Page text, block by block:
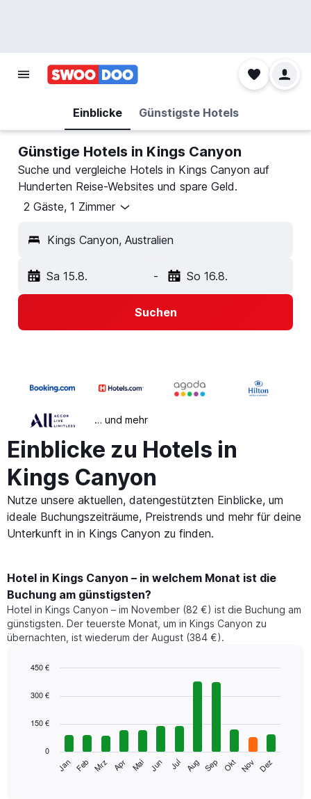
Einblicke Günstigste Hotels
Günstige Hotels in Kings Canyon
Suche und vergleiche Hotels in Kings Canyon auf
Hunderten Reise-Websites und spare Geld.
2 Gäste, 1 Zimmer
Kings Canyon, Australien
Sa 15.8. - So 16.8.
Suchen
… und mehr
Einblicke zu Hotels in
Kings Canyon
Nutze unsere aktuellen, datengestützten Einblicke, um
ideale Buchungszeiträume, Preistrends und mehr für deine
Unterkunft in in Kings Canyon zu finden.
Hotel in Kings Canyon – in welchem Monat ist die
Buchung am günstigsten?
Hotel in Kings Canyon – im November (82 €) ist die Buchung am
günstigsten. Der teuerste Monat, um in Kings Canyon zu
übernachten, ist wiederum der August (384 €).
chart
bars.
folgende
graphic.
Jan Feb Mrz Apr Mai Jun Jul Aug Sep Okt Nov Dez
0
150 €
300 €
450 €